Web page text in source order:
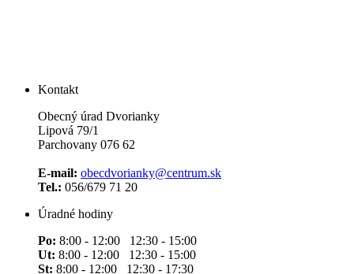
Kontakt
Obecný úrad Dvorianky
Lipová 79/1
Parchovany 076 62
E-mail: obecdvorianky@centrum.sk
Tel.: 056/679 71 20
Úradné hodiny
Po: 8:00 - 12:00 12:30 - 15:00
Ut: 8:00 - 12:00 12:30 - 15:00
St: 8:00 - 12:00 12:30 - 17:30